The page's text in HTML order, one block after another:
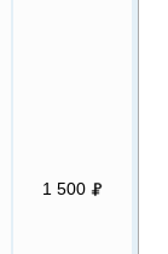
1 500